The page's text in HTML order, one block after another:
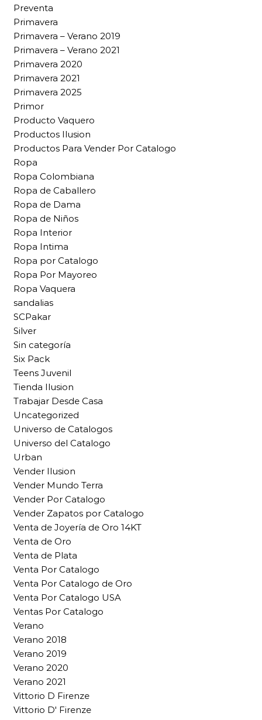
Preventa
Primavera
Primavera – Verano 2019
Primavera – Verano 2021
Primavera 2020
Primavera 2021
Primavera 2025
Primor
Producto Vaquero
Productos Ilusion
Productos Para Vender Por Catalogo
Ropa
Ropa Colombiana
Ropa de Caballero
Ropa de Dama
Ropa de Niños
Ropa Interior
Ropa Intima
Ropa por Catalogo
Ropa Por Mayoreo
Ropa Vaquera
sandalias
SCPakar
Silver
Sin categoría
Six Pack
Teens Juvenil
Tienda Ilusion
Trabajar Desde Casa
Uncategorized
Universo de Catalogos
Universo del Catalogo
Urban
Vender Ilusion
Vender Mundo Terra
Vender Por Catalogo
Vender Zapatos por Catalogo
Venta de Joyería de Oro 14KT
Venta de Oro
Venta de Plata
Venta Por Catalogo
Venta Por Catalogo de Oro
Venta Por Catalogo USA
Ventas Por Catalogo
Verano
Verano 2018
Verano 2019
Verano 2020
Verano 2021
Vittorio D Firenze
Vittorio D' Firenze